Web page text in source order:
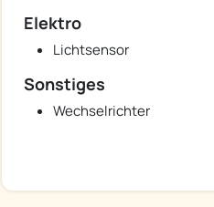
Elektro
Lichtsensor
Sonstiges
Wechselrichter